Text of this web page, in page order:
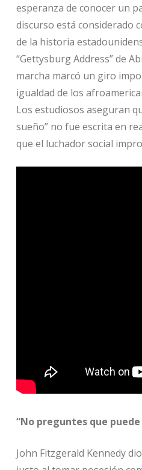
esperanza de conocer un
discurso está considerado
de la historia
“Gettysburg Address” de
marcha marcó un giro
igualdad de los
Los estudiosos aseguran
sueño” no fue escrita en
que el luchador social
“No preguntes que
John Fitzgerald Kennedy